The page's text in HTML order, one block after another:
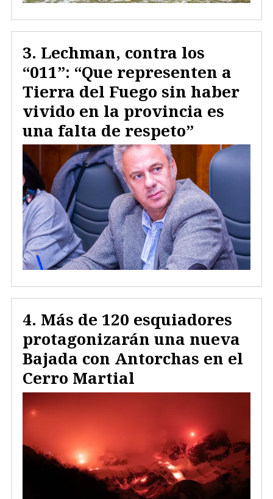
Lechman, contra los
“011”: “Que representen a
Tierra del Fuego sin haber
vivido en la provincia es
una falta de respeto”
Más de 120 esquiadores
protagonizarán una nueva
Bajada con Antorchas en el
Cerro Martial